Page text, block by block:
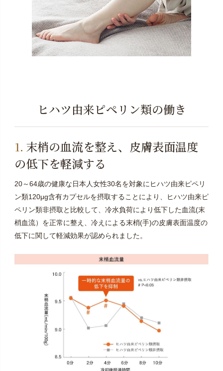
ヒハツ由来ピペリン類の働き
末梢の血流を整え、皮膚表面温度
の低下を軽減する
20～64歳の健康な日本人女性30名を対象にヒハツ由来ピペリ
ン類120μg含有カプセルを摂取することにより、ヒハツ由来ピ
ペリン類非摂取と比較して、冷水負荷により低下した血流(末
梢血流）を正常に整え、冷えによる末梢(手)の皮膚表面温度の
低下に関して軽減効果が認められました。